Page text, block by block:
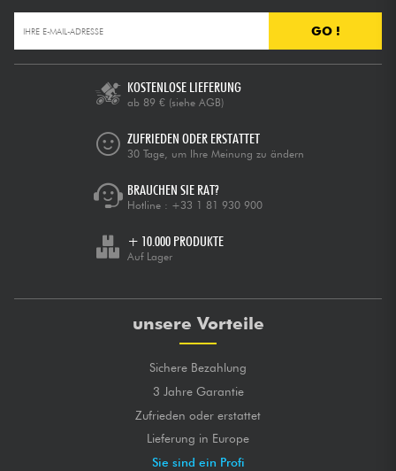
GO !
KOSTENLOSE LIEFERUNG
ab 89 € (siehe AGB)
ZUFRIEDEN ODER ERSTATTET
30 Tage, um Ihre Meinung zu ändern
BRAUCHEN SIE RAT?
Hotline : +33 1 81 930 900
+ 10.000 PRODUKTE
Auf Lager
unsere Vorteile
Sichere Bezahlung
3 Jahre Garantie
Zufrieden oder erstattet
Lieferung in Europe
Sie sind ein Profi